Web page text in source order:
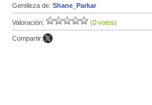
Gentileza de: Shane_Parkar
Valoración: (0 votos)
Compartir: